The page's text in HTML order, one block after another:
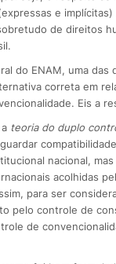
e implícitas)
de direitos
do ENAM, uma das
correta em
Eis a
teoria do duplo
nacional,
acolhidas
para ser
pelo controle de
de